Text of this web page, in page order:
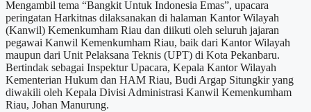
Mengambil tema “Bangkit Untuk Indonesia Emas”, upacara
peringatan Harkitnas dilaksanakan di halaman Kantor Wilayah
(Kanwil) Kemenkumham Riau dan diikuti oleh seluruh jajaran
pegawai Kanwil Kemenkumham Riau, baik dari Kantor Wilayah
maupun dari Unit Pelaksana Teknis (UPT) di Kota Pekanbaru.
Bertindak sebagai Inspektur Upacara, Kepala Kantor Wilayah
Kementerian Hukum dan HAM Riau, Budi Argap Situngkir yang
diwakili oleh Kepala Divisi Administrasi Kanwil Kemenkumham
Riau, Johan Manurung.